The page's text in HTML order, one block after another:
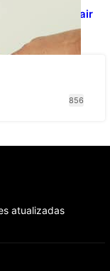
turno e em Jair
856
atualizadas